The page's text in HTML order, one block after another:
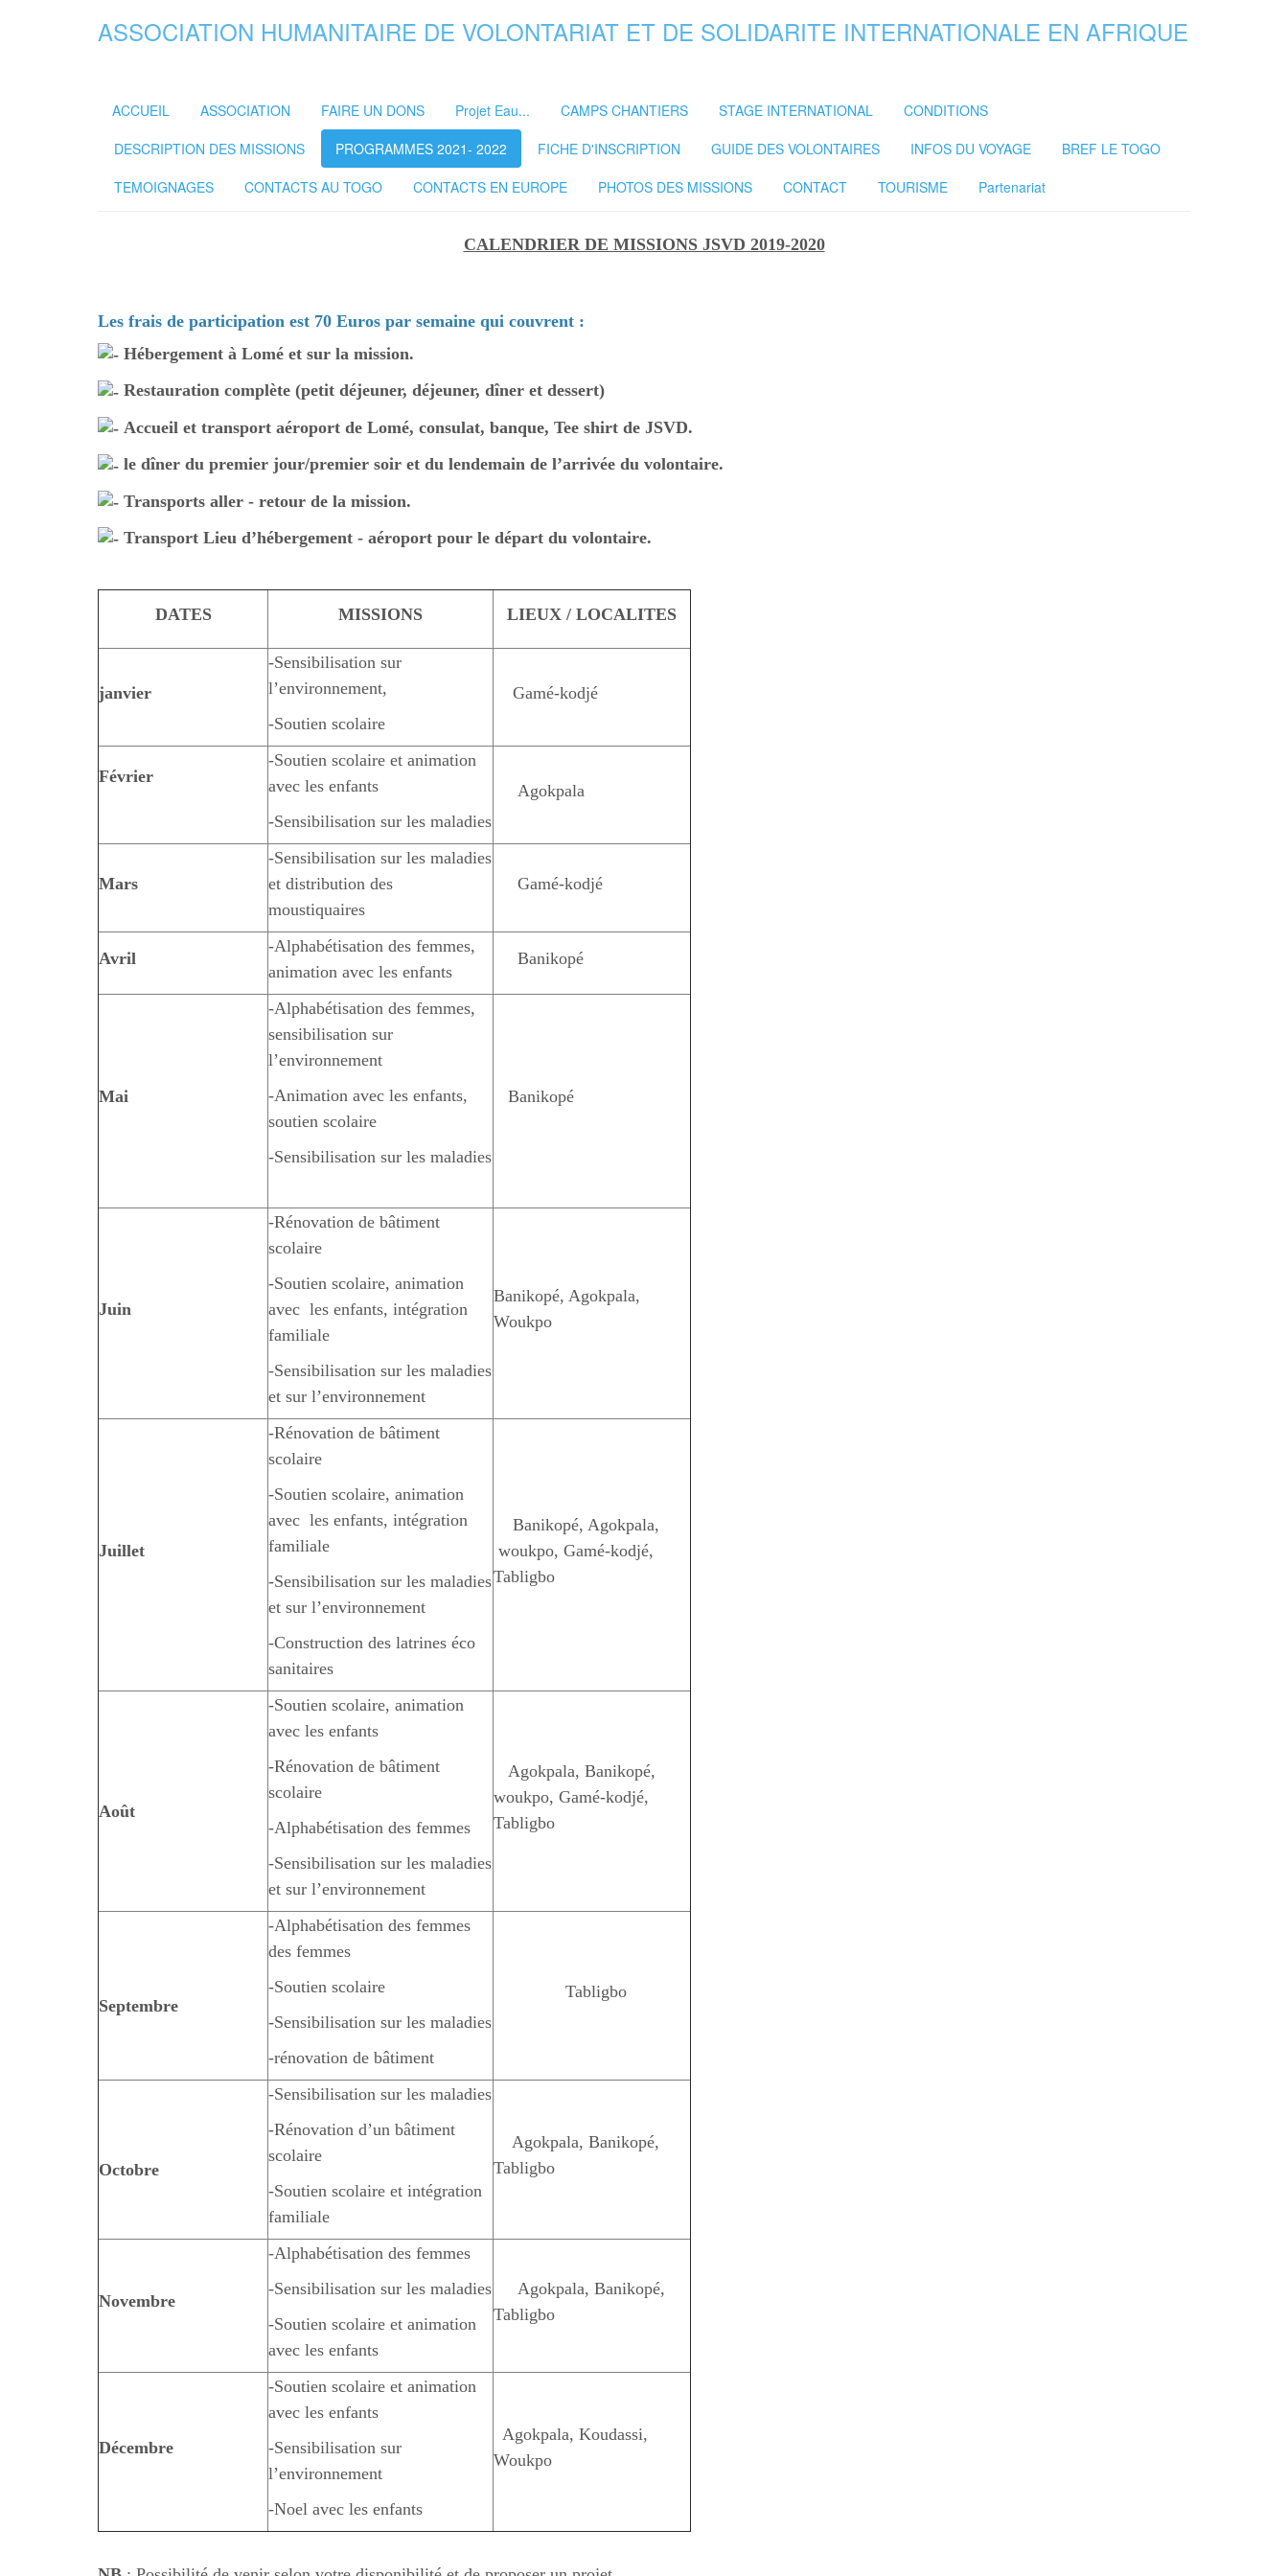
ASSOCIATION HUMANITAIRE DE VOLONTARIAT ET DE SOLIDARITE INTERNATIONALE EN AFRIQUE
ACCUEIL ASSOCIATION FAIRE UN DONS Projet Eau... CAMPS CHANTIERS STAGE INTERNATIONAL
CONDITIONS
DESCRIPTION DES MISSIONS
PROGRAMMES 2021- 2022 FICHE D'INSCRIPTION GUIDE DES VOLONTAIRES INFOS DU VOYAGE
BREF LE TOGO
TEMOIGNAGES
CONTACTS AU TOGO CONTACTS EN EUROPE PHOTOS DES MISSIONS CONTACT TOURISME Partenariat
CALENDRIER DE MISSIONS JSVD 2019-2020
Les frais de participation est 70 Euros par semaine qui couvrent :
Hébergement à Lomé et sur la mission.
Restauration complète (petit déjeuner, déjeuner, dîner et dessert)
Accueil et transport aéroport de Lomé, consulat, banque, Tee shirt de JSVD.
le dîner du premier jour/premier soir et du lendemain de l’arrivée du volontaire.
Transports aller - retour de la mission.
Transport Lieu d’hébergement - aéroport pour le départ du volontaire.
DATES MISSIONS LIEUX / LOCALITES
janvier
-Sensibilisation sur
l’environnement,
-Soutien scolaire
Gamé-kodjé
Février
-Soutien scolaire et animation
avec les enfants
-Sensibilisation sur les maladies
Agokpala
Mars
-Sensibilisation sur les maladies
et distribution des
moustiquaires
Gamé-kodjé
Avril
-Alphabétisation des femmes,
animation avec les enfants
Banikopé
Mai
-Alphabétisation des femmes,
sensibilisation sur
l’environnement
-Animation avec les enfants,
soutien scolaire
-Sensibilisation sur les maladies
Banikopé
Juin
-Rénovation de bâtiment
scolaire
-Soutien scolaire, animation
avec les enfants, intégration
familiale
-Sensibilisation sur les maladies
et sur l’environnement
Banikopé, Agokpala,
Woukpo
Juillet
-Rénovation de bâtiment
scolaire
-Soutien scolaire, animation
avec les enfants, intégration
familiale
-Sensibilisation sur les maladies
et sur l’environnement
-Construction des latrines éco
sanitaires
Banikopé, Agokpala,
woukpo, Gamé-kodjé,
Tabligbo
Août
-Soutien scolaire, animation
avec les enfants
-Rénovation de bâtiment
scolaire
-Alphabétisation des femmes
-Sensibilisation sur les maladies
et sur l’environnement
Agokpala, Banikopé,
woukpo, Gamé-kodjé,
Tabligbo
Septembre
-Alphabétisation des femmes
des femmes
-Soutien scolaire
-Sensibilisation sur les maladies
-rénovation de bâtiment
Tabligbo
Octobre
-Sensibilisation sur les maladies
-Rénovation d’un bâtiment
scolaire
-Soutien scolaire et intégration
familiale
Agokpala, Banikopé,
Tabligbo
Novembre
-Alphabétisation des femmes
-Sensibilisation sur les maladies
-Soutien scolaire et animation
avec les enfants
Agokpala, Banikopé,
Tabligbo
Décembre
-Soutien scolaire et animation
avec les enfants
-Sensibilisation sur
l’environnement
-Noel avec les enfants
Agokpala, Koudassi,
Woukpo